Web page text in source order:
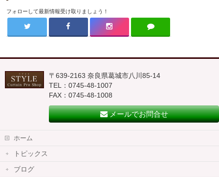
フォローして最新情報受け取りましょう！
〒639-2163 奈良県葛城市八川85-14
TEL：0745-48-1007
FAX：0745-48-1008
メールでお問合せ
ホーム
トピックス
ブログ